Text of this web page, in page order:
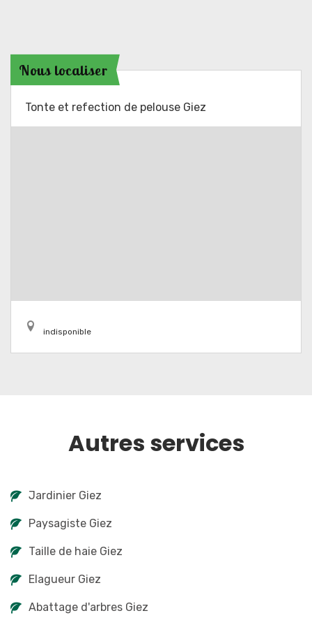
Nous localiser
Tonte et refection de pelouse Giez
indisponible
Autres services
Jardinier Giez
Paysagiste Giez
Taille de haie Giez
Elagueur Giez
Abattage d'arbres Giez